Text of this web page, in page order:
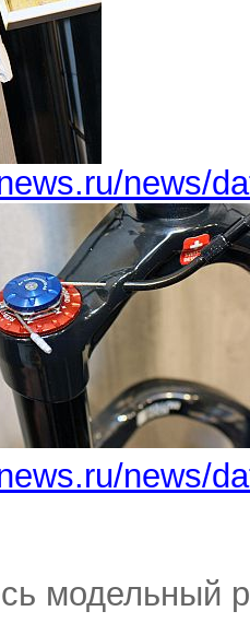
news/
news/
модельный